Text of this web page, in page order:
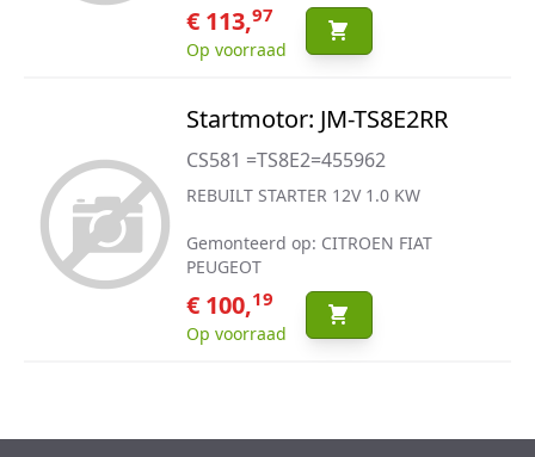
€ 113,97
Op voorraad
Startmotor: JM-TS8E2RR
CS581 =TS8E2=455962
REBUILT STARTER 12V 1.0 KW
Gemonteerd op: CITROEN FIAT
PEUGEOT
€ 100,19
Op voorraad